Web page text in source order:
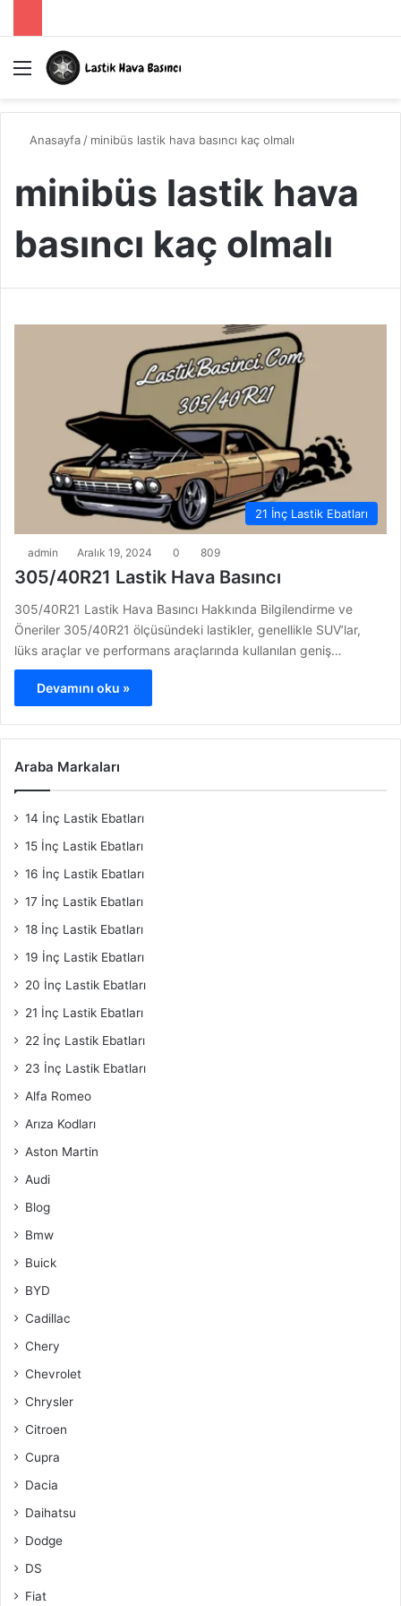
Menü
Anasayfa / minibüs lastik hava basıncı kaç olmalı
minibüs lastik hava
basıncı kaç olmalı
21 İnç Lastik Ebatları
admin Aralık 19, 2024 0 809
305/40R21 Lastik Hava Basıncı
305/40R21 Lastik Hava Basıncı Hakkında Bilgilendirme ve
Öneriler 305/40R21 ölçüsündeki lastikler, genellikle SUV’lar,
lüks araçlar ve performans araçlarında kullanılan geniş…
Devamını oku »
Araba Markaları
14 İnç Lastik Ebatları
15 İnç Lastik Ebatları
16 İnç Lastik Ebatları
17 İnç Lastik Ebatları
18 İnç Lastik Ebatları
19 İnç Lastik Ebatları
20 İnç Lastik Ebatları
21 İnç Lastik Ebatları
22 İnç Lastik Ebatları
23 İnç Lastik Ebatları
Alfa Romeo
Arıza Kodları
Aston Martin
Audi
Blog
Bmw
Buick
BYD
Cadillac
Chery
Chevrolet
Chrysler
Citroen
Cupra
Dacia
Daihatsu
Dodge
DS
Fiat